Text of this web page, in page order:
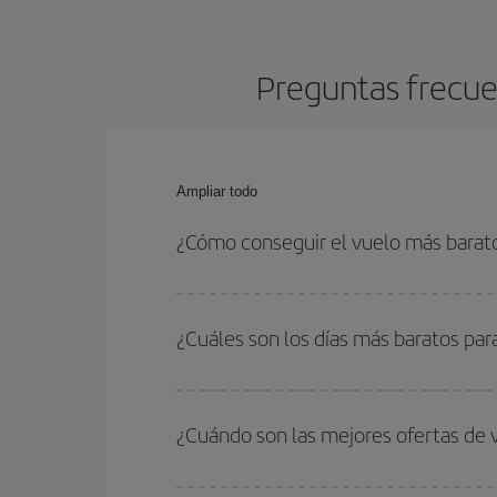
Preguntas
Ampliar todo
¿Cómo conseguir el vuelo más
fechas y horarios de ida y vuelta.
¿Cuáles son los días más baratos
quieres ir y en qué fechas habías pensado
para que puedas encontrar la mejor oferta.
¿Cuándo son las mejores ofertas de